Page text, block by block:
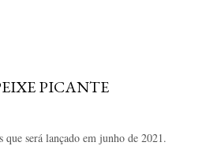
PICANTE
será lançado em junho de 2021.